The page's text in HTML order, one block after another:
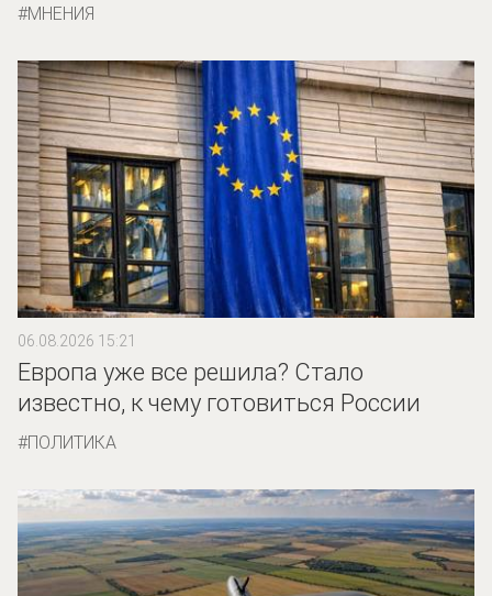
МНЕНИЯ
06.08.2026 15:21
Европа уже все решила? Стало
известно, к чему готовиться России
ПОЛИТИКА